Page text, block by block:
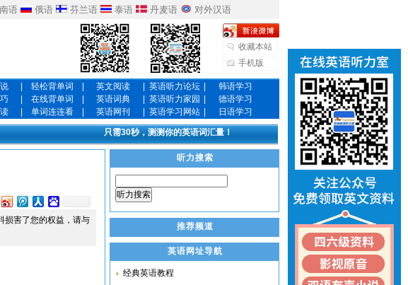
语 俄语 芬兰语 泰语 丹麦语 对外汉语
收藏本站
手机版
轻松背单词 英文阅读 英语听力论坛
韩语学习
在线背单词 英语词典 英语听力家园
德语学习
单词连连看 英语网刊 英语学习网站 日语学习
只需30秒，测测你的英语词汇量！
损害了您的权益，请与
听力搜索
听力搜索
推荐频道
英语网址导航
经典英语教程